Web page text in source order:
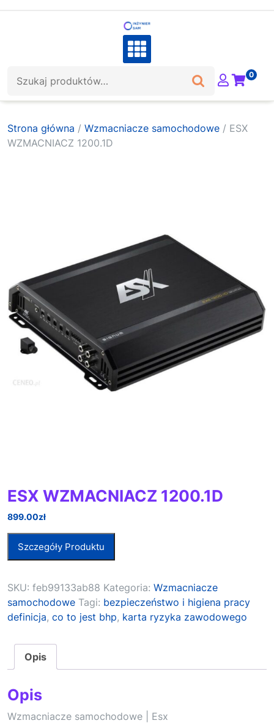
0
Strona główna / Wzmacniacze samochodowe / ESX
WZMACNIACZ 1200.1D
ESX WZMACNIACZ 1200.1D
899.00zł
Szczegóły Produktu
SKU: feb99133ab88 Kategoria: Wzmacniacze
samochodowe Tagi: bezpieczeństwo i higiena pracy
definicja, co to jest bhp, karta ryzyka zawodowego
Opis
Opis
Wzmacniacze samochodowe | Esx